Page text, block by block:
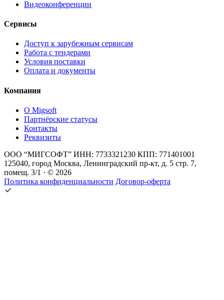
Видеоконференции
Сервисы
Доступ к зарубежным сервисам
Работа с тендерами
Условия поставки
Оплата и документы
Компания
О Migsoft
Партнёрские статусы
Контакты
Реквизиты
ООО “МИГСОФТ” ИНН: 7733321230 КПП: 771401001
125040, город Москва, Ленинградский пр-кт, д. 5 стр. 7,
помещ. 3/1 · © 2026
Политика конфиденциальности Договор-оферта